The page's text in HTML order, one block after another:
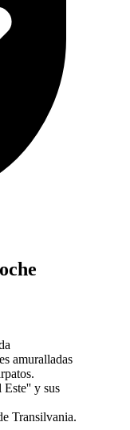
amuralladas
Este'' y sus
Transilvania.